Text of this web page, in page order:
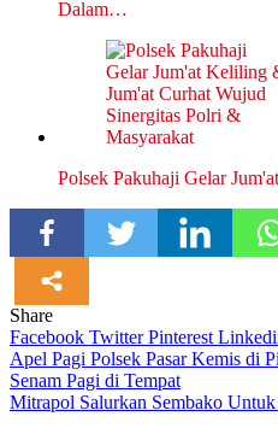
Dalam…
Polsek Pakuhaji Gelar
Share
Facebook TwitterPinterest
Navigasi
pos
Apel Pagi Polsek Pasar Kemis di
Senam Pagi di Tempat
Mitrapol Salurkan Sembako Untuk